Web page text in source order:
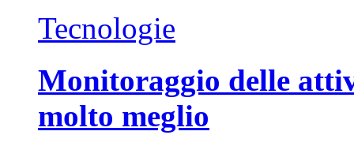
Tecnologie
Monitoraggio delle
molto meglio